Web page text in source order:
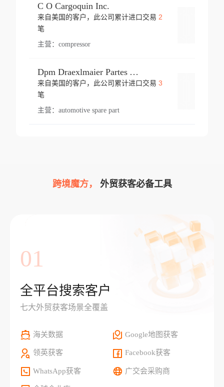
C O Cargoquin Inc.
来自美国的客户，此公司累计进口交易 2
笔
主营： compressor
Dpm Draexlmaier Partes Automotrices Corr Ind Huejotzingo
来自美国的客户，此公司累计进口交易 3
笔
主营： automotive spare part
跨境魔方， 外贸获客必备工具
01
全平台搜索客户
七大外贸获客场景全覆盖
海关数据 Google地图获客
领英获客 Facebook获客
WhatsApp获客 广交会采购商